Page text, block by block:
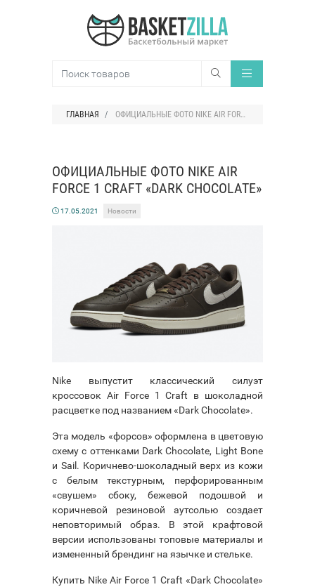
ГЛАВНАЯ ОФИЦИАЛЬНЫЕ ФОТО NIKE AIR FORCE 1 CRAFT «DARK CHOCOLATE»
ОФИЦИАЛЬНЫЕ ФОТО NIKE AIR
FORCE 1 CRAFT «DARK CHOCOLATE»
17.05.2021 Новости
Nike выпустит классический силуэт
кроссовок Air Force 1 Craft в шоколадной
расцветке под названием «Dark Chocolate».
Эта модель «форсов» оформлена в цветовую
схему с оттенками Dark Chocolate, Light Bone
и Sail. Коричнево-шоколадный верх из кожи
с белым текстурным, перфорированным
«свушем» сбоку, бежевой подошвой и
коричневой резиновой аутсолью создает
неповторимый образ. В этой крафтовой
версии использованы топовые материалы и
измененный брендинг на язычке и стельке.
Купить Nike Air Force 1 Craft «Dark Chocolate»